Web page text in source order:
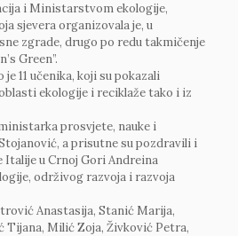
i Ministarstvom ekologije,
sjevera organizovala je, u
zgrade, drugo po redu takmičenje
Green”.
11 učenika, koji su pokazali
ekologije i reciklaže tako i iz
prosvjete, nauke i
a prisutne su pozdravili i
Italije u Crnoj Gori Andreina
održivog razvoja i razvoja
Anastasija, Stanić Marija,
Tijana, Milić Zoja, Živković Petra,